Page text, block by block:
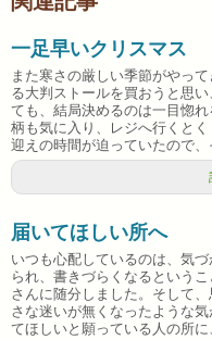
一足早いクリスマス
また寒さの厳しい季節がやっ
る大判ストールを買おうと思
ても、結局決めるのは一目惚
柄も気に入り、レジへ行くと
迎えの時間が迫っていたので
届いてほしい所へ
いつも心配しているのは、気
られ、書きづらくなるという
さんに随分しました。そして
さな迷いが無くなったような
てほしいと願っている人の所